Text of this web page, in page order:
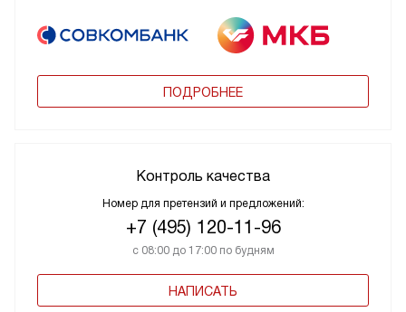
ПОДРОБНЕЕ
Контроль качества
Номер для претензий и предложений:
+7 (495) 120-11-96
с 08:00 до 17:00 по будням
НАПИСАТЬ